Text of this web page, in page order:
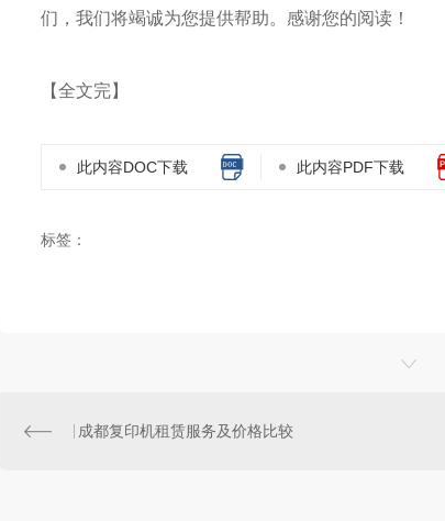
们，我们将竭诚为您提供帮助。感谢您的阅读！
【全文完】
此内容DOC下载 此内容PDF下载
标签：
成都复印机租赁服务及价格比较